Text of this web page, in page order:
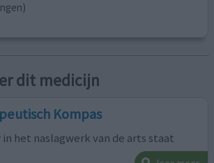
dit medicijn
Kompas
het naslagwerk van de arts staat